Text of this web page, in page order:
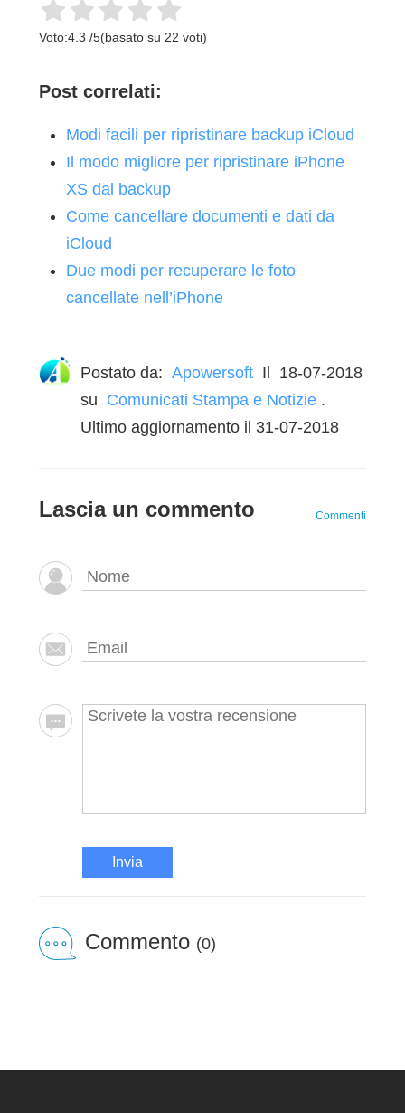
Voto:4.3 /5(basato su 22 voti)
Post correlati:
Modi facili per ripristinare backup iCloud
Il modo migliore per ripristinare iPhone
XS dal backup
Come cancellare documenti e dati da
iCloud
Due modi per recuperare le foto
cancellate nell’iPhone
Postato da: Apowersoft Il 18-07-2018
su Comunicati Stampa e Notizie .
Ultimo aggiornamento il 31-07-2018
Lascia un commento Commenti
Invia
Commento (0)